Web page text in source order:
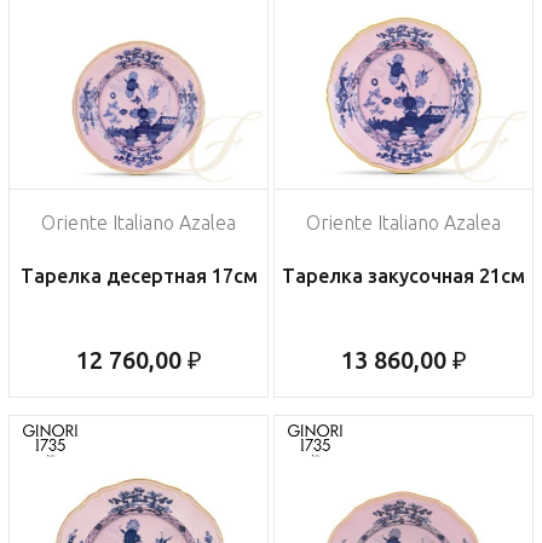
Oriente Italiano Azalea
Тарелка десертная 17см
12 760,00 ₽
Oriente Italiano Azalea
Тарелка закусочная 21см
13 860,00 ₽